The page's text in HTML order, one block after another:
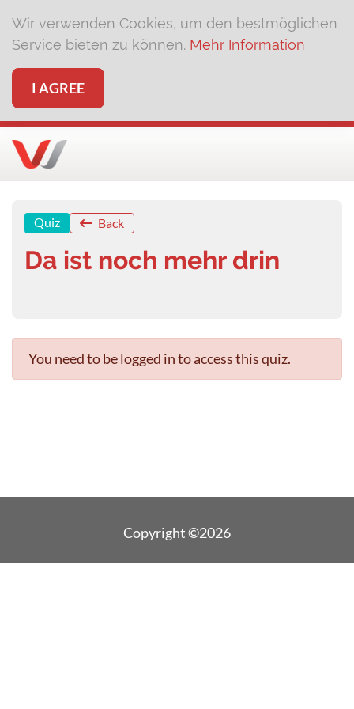
Wir verwenden Cookies, um den bestmöglichen
Service bieten zu können. Mehr Information
I AGREE
Quiz Back
Da ist noch mehr drin
You need to be logged in to access this quiz.
Copyright ©2026